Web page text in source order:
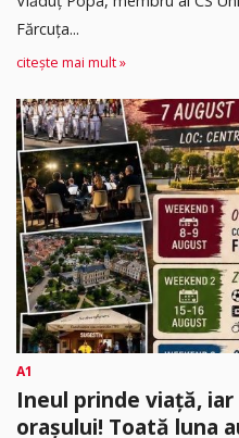
Fărcuța...
citește mai mult »
A1
Ineul prinde viață,
orașului! Toată luna